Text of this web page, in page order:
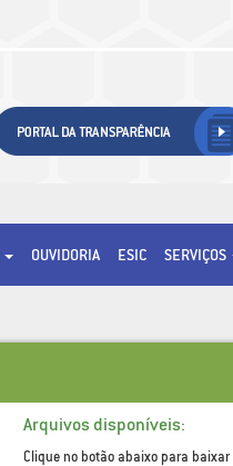
OUVIDORIA ESIC SERVIÇOS
Arquivos disponíveis:
Clique no botão abaixo para baixar